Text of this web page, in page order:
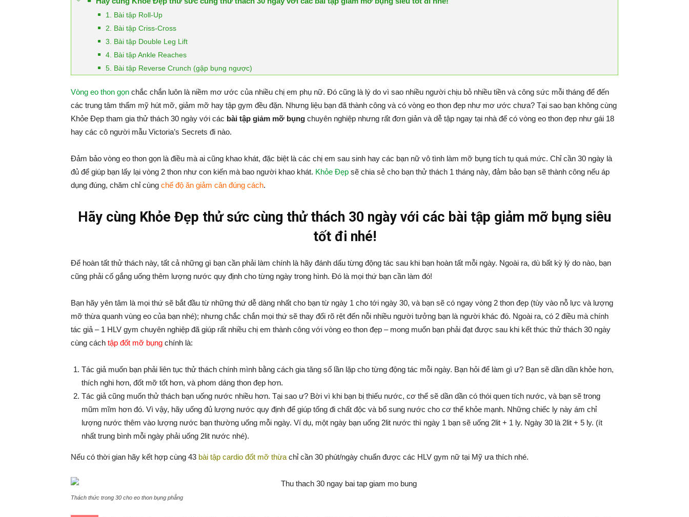
1. Bài tập Roll-Up
2. Bài tập Criss-Cross
3. Bài tập Double Leg Lift
4. Bài tập Ankle Reaches
5. Bài tập Reverse Crunch (gập bụng ngược)
Vòng eo thon gọn chắc chắn luôn là niềm mơ ước của nhiều chị em phụ nữ. Đó cũng là lý do vì sao nhiều người chịu bỏ nhiều tiền và công sức mỗi tháng để đến
các trung tâm thẩm mỹ hút mỡ, giảm mỡ hay tập gym đều đặn. Nhưng liệu bạn đã thành công và có vòng eo thon đẹp như mơ ước chưa? Tại sao bạn không cùng
Khỏe Đẹp tham gia thử thách 30 ngày với các bài tập giảm mỡ bụng chuyên nghiệp nhưng rất đơn giản và dễ tập ngay tại nhà để có vòng eo thon đẹp như gái 18
hay các cô người mẫu Victoria’s Secrets đi nào.
Đảm bảo vòng eo thon gọn là điều mà ai cũng khao khát, đặc biệt là các chị em sau sinh hay các bạn nữ vô tình làm mỡ bụng tích tụ quá mức. Chỉ cần 30 ngày là
đủ để giúp bạn lấy lại vòng 2 thon như con kiến mà bao người khao khát. Khỏe Đẹp sẽ chia sẻ cho bạn thử thách 1 tháng này, đảm bảo bạn sẽ thành công nếu áp
dụng đúng, chăm chỉ cùng chế độ ăn giảm cân đúng cách.
Hãy cùng Khỏe Đẹp thử sức cùng thử thách 30 ngày với các bài tập giảm mỡ bụng siêu
tốt đi nhé!
Để hoàn tất thử thách này, tất cả những gì bạn cần phải làm chính là hãy đánh dấu từng động tác sau khi bạn hoàn tất mỗi ngày. Ngoài ra, dù bất kỳ lý do nào, bạn
cũng phải cố gắng uống thêm lượng nước quy định cho từng ngày trong hình. Đó là mọi thứ bạn cần làm đó!
Bạn hãy yên tâm là mọi thứ sẽ bắt đầu từ những thứ dễ dàng nhất cho bạn từ ngày 1 cho tới ngày 30, và bạn sẽ có ngay vòng 2 thon đẹp (tùy vào nỗ lực và lượng
mỡ thừa quanh vùng eo của bạn nhé); nhưng chắc chắn mọi thứ sẽ thay đổi rõ rệt đến nỗi nhiều người tưởng bạn là người khác đó. Ngoài ra, có 2 điều mà chính
tác giả – 1 HLV gym chuyên nghiệp đã giúp rất nhiều chị em thành công với vòng eo thon đẹp – mong muốn bạn phải đạt được sau khi kết thúc thử thách 30 ngày
cùng cách tập đốt mỡ bụng chính là:
Tác giả muốn bạn phải liên tục thử thách chính mình bằng cách gia tăng số lần lặp cho từng động tác mỗi ngày. Bạn hỏi để làm gì ư? Bạn sẽ dần dần khỏe hơn,
thích nghi hơn, đốt mỡ tốt hơn, và phom dáng thon đẹp hơn.
Tác giả cũng muốn thử thách bạn uống nước nhiều hơn. Tại sao ư? Bời vì khi bạn bị thiếu nước, cơ thể sẽ dần dần có thói quen tích nước, và bạn sẽ trong
mũm mĩm hơn đó. Vì vậy, hãy uống đủ lượng nước quy định để giúp tống đi chất độc và bổ sung nước cho cơ thể khỏe mạnh. Những chiếc ly này ám chỉ
lượng nước thêm vào lượng nước bạn thường uống mỗi ngày. Ví dụ, một ngày bạn uống 2lit nước thì ngày 1 bạn sẽ uống 2lit + 1 ly. Ngày 30 là 2lit + 5 ly. (ít
nhất trung bình mỗi ngày phải uống 2lit nước nhé).
Nếu có thời gian hãy kết hợp cùng 43 bài tập cardio đốt mỡ thừa chỉ cần 30 phút/ngày chuẩn được các HLV gym nữ tại Mỹ ưa thích nhé.
Thách thức trong 30 cho eo thon bụng phẳng